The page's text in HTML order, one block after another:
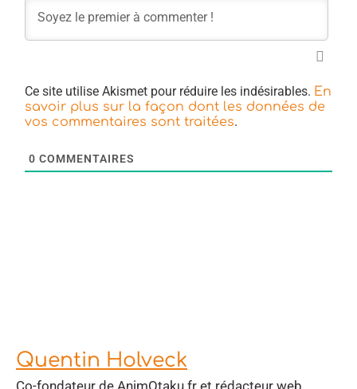
Ce site utilise Akismet pour réduire les indésirables. En
savoir plus sur la façon dont les données de
vos commentaires sont traitées.
0 COMMENTAIRES
Quentin Holveck